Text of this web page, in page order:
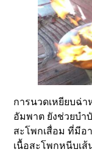
การนวดเหยียบฉ่
อัมพาต ยังช่วยบำ
สะโพกเสื่อม ที่มีอ
เนื้อสะโพกหนีบเ